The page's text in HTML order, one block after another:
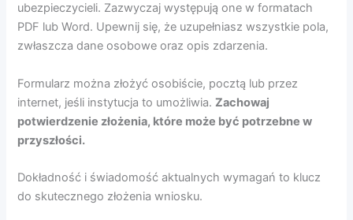
ubezpieczycieli. Zazwyczaj występują one w formatach
PDF lub Word. Upewnij się, że uzupełniasz wszystkie pola,
zwłaszcza dane osobowe oraz opis zdarzenia.
Formularz można złożyć osobiście, pocztą lub przez
internet, jeśli instytucja to umożliwia.Zachowaj
potwierdzenie złożenia, które może być potrzebne w
przyszłości.
Dokładność i świadomość aktualnych wymagań to klucz
do skutecznego złożenia wniosku.